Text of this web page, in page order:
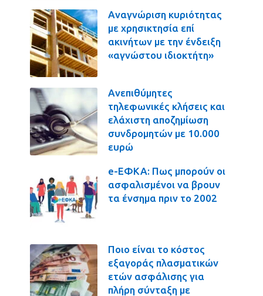
Αναγνώριση κυριότητας
με χρησικτησία επί
ακινήτων με την ένδειξη
«αγνώστου ιδιοκτήτη»
Ανεπιθύμητες
τηλεφωνικές κλήσεις και
ελάχιστη αποζημίωση
συνδρομητών με 10.000
ευρώ
e-ΕΦΚΑ: Πως μπορούν οι
ασφαλισμένοι να βρουν
τα ένσημα πριν το 2002
Ποιο είναι το κόστος
εξαγοράς πλασματικών
ετών ασφάλισης για
πλήρη σύνταξη με